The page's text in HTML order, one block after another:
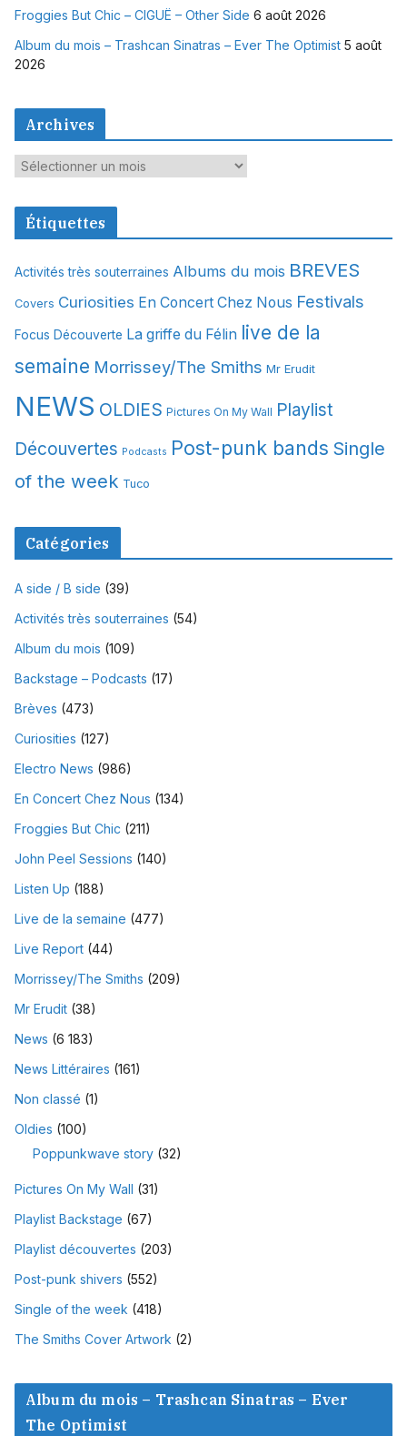
Froggies But Chic – CIGUË – Other Side 6 août 2026
Album du mois – Trashcan Sinatras – Ever The Optimist 5 août
2026
Archives
A
c
v
e
Étiquettes
Activités très souterraines Albums du mois BREVES
Covers Curiosities En Concert Chez Nous Festivals
Focus Découverte La griffe du Félin live de la
semaine Morrissey/The Smiths Mr Erudit
NEWS OLDIES Pictures On My Wall Playlist
Découvertes Podcasts Post-punk bands Single
of the week Tuco
Catégories
A side / B side (39)
Activités très souterraines (54)
Album du mois (109)
Backstage – Podcasts (17)
Brèves (473)
Curiosities (127)
Electro News (986)
En Concert Chez Nous (134)
Froggies But Chic (211)
John Peel Sessions (140)
Listen Up (188)
Live de la semaine (477)
Live Report (44)
Morrissey/The Smiths (209)
Mr Erudit (38)
News (6 183)
News Littéraires (161)
Non classé (1)
Oldies (100)
Poppunkwave story (32)
Pictures On My Wall (31)
Playlist Backstage (67)
Playlist découvertes (203)
Post-punk shivers (552)
Single of the week (418)
The Smiths Cover Artwork (2)
Album du mois – Trashcan Sinatras – Ever
The Optimist